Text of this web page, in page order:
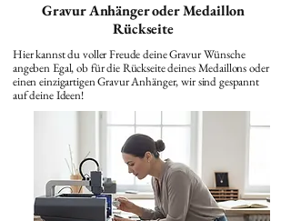
Gravur Anhänger oder Medaillon
Rückseite
Hier kannst du voller Freude deine Gravur Wünsche
angeben Egal, ob für die Rückseite deines Medaillons oder
einen einzigartigen Gravur Anhänger, wir sind gespannt
auf deine Ideen!